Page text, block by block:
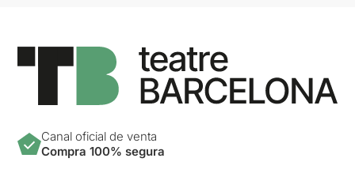
Canal oficial de venta
Compra 100% segura